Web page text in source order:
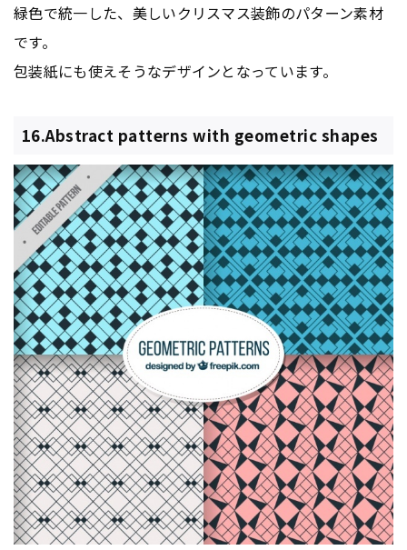
緑色で統一した、美しいクリスマス装飾のパターン素材
です。
包装紙にも使えそうなデザインとなっています。
16.Abstract patterns with geometric shapes